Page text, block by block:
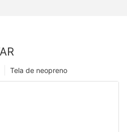
Tela de neopreno